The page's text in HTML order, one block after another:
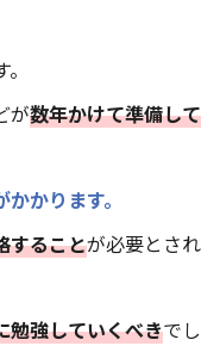
が数年かけて準備して
かります。
することが必要とされ
勉強していくべきでし